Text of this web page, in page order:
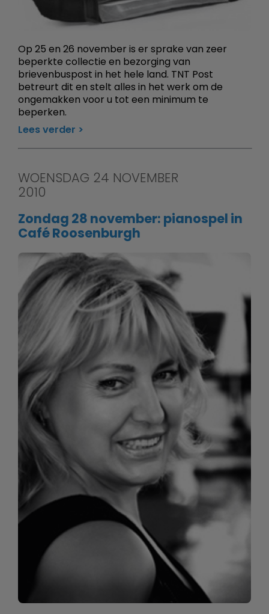
Op 25 en 26 november is er sprake van zeer
beperkte collectie en bezorging van
brievenbuspost in het hele land. TNT Post
betreurt dit en stelt alles in het werk om de
ongemakken voor u tot een minimum te
beperken.
Lees verder
WOENSDAG 24 NOVEMBER
2010
Zondag 28 november: pianospel in
Café Roosenburgh